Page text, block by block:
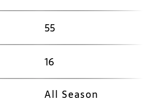
55
16
All Season